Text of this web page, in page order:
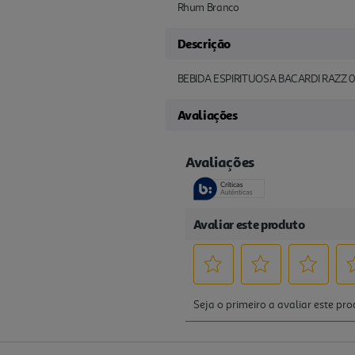
Rhum Branco
Descrição
BEBIDA ESPIRITUOSA BACARDI RAZZ
Avaliações